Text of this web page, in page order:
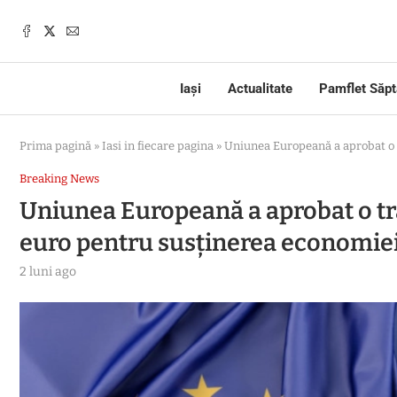
Iași Actualitate Pamflet
Prima pagină » Iasi in fiecare pagina » Uniunea Europeană a aprobat
Breaking News
Uniunea Europeană a aprobat o
euro pentru susținerea
2 luni ago